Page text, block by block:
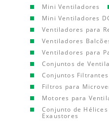
Mini Ventiladores
Mini Ventiladores
Ventiladores para
Ventiladores
Ventiladores para
Conjuntos de
Conjuntos Filtrantes
Filtros para
Motores para
Conjunto de
Exaustores